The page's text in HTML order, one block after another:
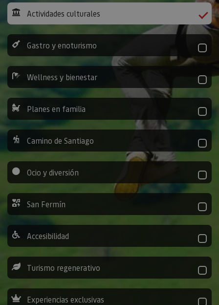
Actividades culturales
Gastro y enoturismo
Wellness y bienestar
Planes en familia
Camino de Santiago
Ocio y diversión
San Fermín
Accesibilidad
Turismo regenerativo
Experiencias exclusivas